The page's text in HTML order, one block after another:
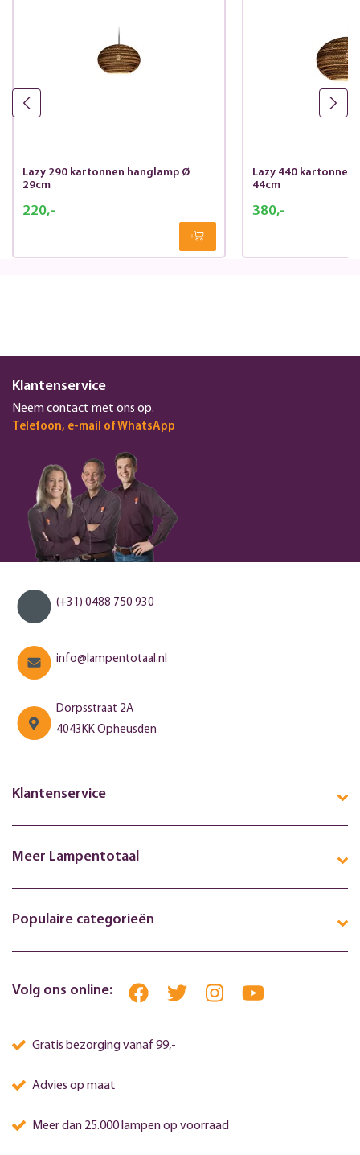
Lazy 290 kartonnen hanglamp Ø
29cm
220,-
Lazy 440 kartonnen
44cm
380,-
Klantenservice
Neem contact met ons op.
Telefoon, e-mail of WhatsApp
(+31) 0488 750 930
info@lampentotaal.nl
Dorpsstraat 2A
4043KK Opheusden
Klantenservice
Meer Lampentotaal
Populaire categorieën
Volg ons online:
Gratis bezorging vanaf 99,-
Advies op maat
Meer dan 25.000 lampen op voorraad